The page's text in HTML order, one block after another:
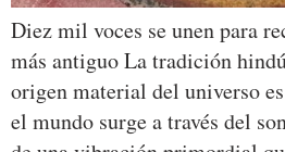
Diez mil voces se unen para
más antiguo La tradición
origen material del universo
el mundo surge a través del